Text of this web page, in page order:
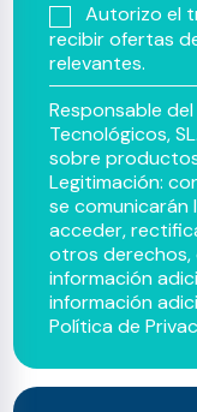
Autorizo el
recibir ofertas
relevantes.
Responsable
Tecnológicos,
sobre
Legitimación:
se comunicarán
acceder,
otros derechos,
información
información
Política de